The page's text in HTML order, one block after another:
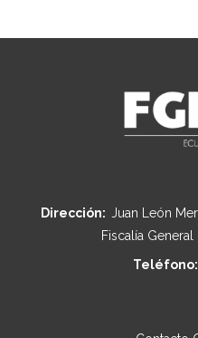
Dirección: Juan León
Fiscalía
Teléfono: